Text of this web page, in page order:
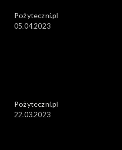
Pożyteczni.pl
05.04.2023
Pożyteczni.pl
22.03.2023